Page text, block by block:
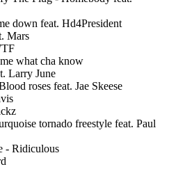
down feat. Hd4President
Mars
what cha know
Larry June
roses feat. Jae Skeese
tornado freestyle feat. Paul
- Ridiculous